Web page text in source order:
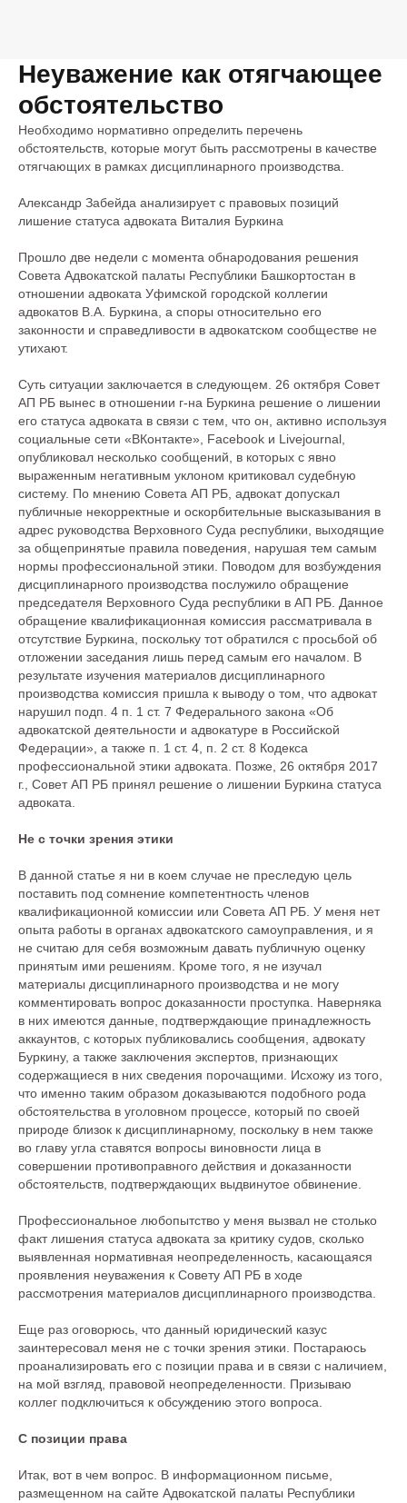
Неуважение как отягчающее
обстоятельство
Необходимо нормативно определить перечень
обстоятельств, которые могут быть рассмотрены в качестве
отягчающих в рамках дисциплинарного производства.
Александр Забейда анализирует с правовых позиций
лишение статуса адвоката Виталия Буркина
Прошло две недели с момента обнародования решения
Совета Адвокатской палаты Республики Башкортостан в
отношении адвоката Уфимской городской коллегии
адвокатов В.А. Буркина, а споры относительно его
законности и справедливости в адвокатском сообществе не
утихают.
Суть ситуации заключается в следующем. 26 октября Совет
АП РБ вынес в отношении г-на Буркина решение о лишении
его статуса адвоката в связи с тем, что он, активно используя
социальные сети «ВКонтакте», Facebook и Livejournal,
опубликовал несколько сообщений, в которых с явно
выраженным негативным уклоном критиковал судебную
систему. По мнению Совета АП РБ, адвокат допускал
публичные некорректные и оскорбительные высказывания в
адрес руководства Верховного Суда республики, выходящие
за общепринятые правила поведения, нарушая тем самым
нормы профессиональной этики. Поводом для возбуждения
дисциплинарного производства послужило обращение
председателя Верховного Суда республики в АП РБ. Данное
обращение квалификационная комиссия рассматривала в
отсутствие Буркина, поскольку тот обратился с просьбой об
отложении заседания лишь перед самым его началом. В
результате изучения материалов дисциплинарного
производства комиссия пришла к выводу о том, что адвокат
нарушил подп. 4 п. 1 ст. 7 Федерального закона «Об
адвокатской деятельности и адвокатуре в Российской
Федерации», а также п. 1 ст. 4, п. 2 ст. 8 Кодекса
профессиональной этики адвоката. Позже, 26 октября 2017
г., Совет АП РБ принял решение о лишении Буркина статуса
адвоката.
Не с точки зрения этики
В данной статье я ни в коем случае не преследую цель
поставить под сомнение компетентность членов
квалификационной комиссии или Совета АП РБ. У меня нет
опыта работы в органах адвокатского самоуправления, и я
не считаю для себя возможным давать публичную оценку
принятым ими решениям. Кроме того, я не изучал
материалы дисциплинарного производства и не могу
комментировать вопрос доказанности проступка. Наверняка
в них имеются данные, подтверждающие принадлежность
аккаунтов, с которых публиковались сообщения, адвокату
Буркину, а также заключения экспертов, признающих
содержащиеся в них сведения порочащими. Исхожу из того,
что именно таким образом доказываются подобного рода
обстоятельства в уголовном процессе, который по своей
природе близок к дисциплинарному, поскольку в нем также
во главу угла ставятся вопросы виновности лица в
совершении противоправного действия и доказанности
обстоятельств, подтверждающих выдвинутое обвинение.
Профессиональное любопытство у меня вызвал не столько
факт лишения статуса адвоката за критику судов, сколько
выявленная нормативная неопределенность, касающаяся
проявления неуважения к Совету АП РБ в ходе
рассмотрения материалов дисциплинарного производства.
Еще раз оговорюсь, что данный юридический казус
заинтересовал меня не с точки зрения этики. Постараюсь
проанализировать его с позиции права и в связи с наличием,
на мой взгляд, правовой неопределенности. Призываю
коллег подключиться к обсуждению этого вопроса.
С позиции права
Итак, вот в чем вопрос. В информационном письме,
размещенном на сайте Адвокатской палаты Республики